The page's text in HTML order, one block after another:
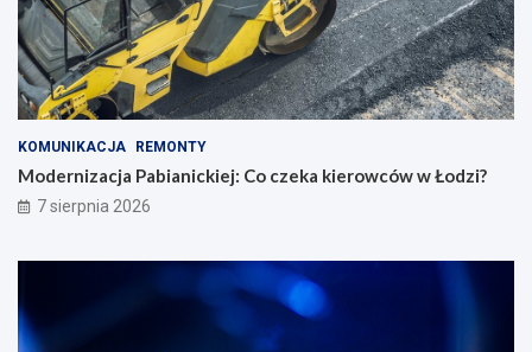
KOMUNIKACJA REMONTY
Modernizacja Pabianickiej: Co czeka kierowców w Łodzi?
7 sierpnia 2026